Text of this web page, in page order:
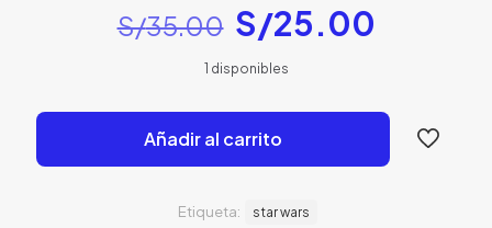
S/35.00 El
precio
original
era:
S/35.00.
S/25.00
es:
S/
1 disponibles
Añadir al carrito
Etiqueta: star wars